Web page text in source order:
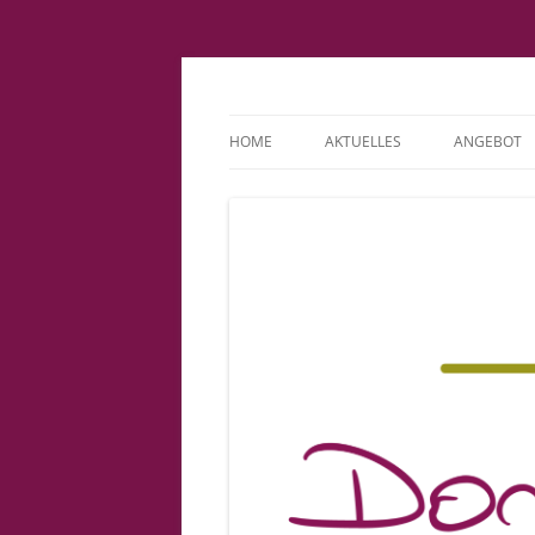
HOME AKTUELLES ANGEBOT